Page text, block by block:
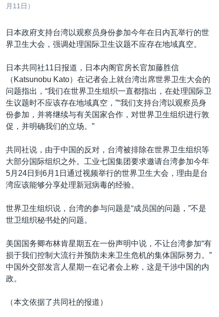
美国之音专访
台海两岸关系
关注西藏
关注新疆
GEN Z 看美国
其他语言网站
月11日）
日本政府支持台湾以观察员身份参加今年在日内瓦举行的世
界卫生大会，强调处理国际卫生议题不应存在地域真空。
日本共同社11日报道，日本内阁官房长官加藤胜信
（Katsunobu Kato）在记者会上就台湾出席世界卫生大会的
问题指出，“我们在世界卫生组织一直都指出，在处理国际卫
生议题时不应该存在地域真空，”“我们支持台湾以观察员身
份参加，并将继续与有关国家合作，对世界卫生组织进行敦
促，并明确我们的立场。”
共同社说，由于中国的反对，台湾被排除在世界卫生组织等
大部分国际组织之外。工业七国集团要求邀请台湾参加今年
5月24日到6月1日通过视频举行的世界卫生大会，理由是台
湾应该能够分享处理新冠病毒的经验。
世界卫生组织说，台湾的参与问题是“成员国的问题，”不是
世卫组织秘书处的问题。
美国国务卿布林肯星期五在一份声明中说，不让台湾参加“有
损于我们控制大流行并预防未来卫生危机的集体国际努力。”
中国外交部发言人星期一在记者会上称，这是干涉中国的内
政。
（本文依据了共同社的报道）